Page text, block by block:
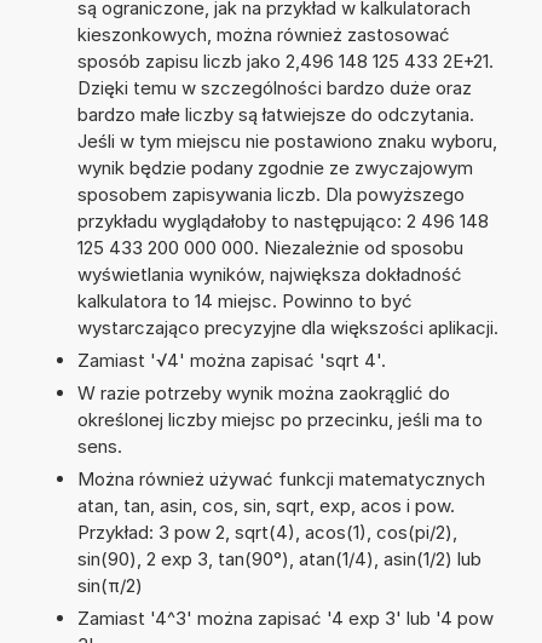
są ograniczone, jak na przykład w kalkulatorach
kieszonkowych, można również zastosować
sposób zapisu liczb jako 2,496 148 125 433 2E+21.
Dzięki temu w szczególności bardzo duże oraz
bardzo małe liczby są łatwiejsze do odczytania.
Jeśli w tym miejscu nie postawiono znaku wyboru,
wynik będzie podany zgodnie ze zwyczajowym
sposobem zapisywania liczb. Dla powyższego
przykładu wyglądałoby to następująco: 2 496 148
125 433 200 000 000. Niezależnie od sposobu
wyświetlania wyników, największa dokładność
kalkulatora to 14 miejsc. Powinno to być
wystarczająco precyzyjne dla większości aplikacji.
Zamiast '√4' można zapisać 'sqrt 4'.
W razie potrzeby wynik można zaokrąglić do
określonej liczby miejsc po przecinku, jeśli ma to
sens.
Można również używać funkcji matematycznych
atan, tan, asin, cos, sin, sqrt, exp, acos i pow.
Przykład: 3 pow 2, sqrt(4), acos(1), cos(pi/2),
sin(90), 2 exp 3, tan(90°), atan(1/4), asin(1/2) lub
sin(π/2)
Zamiast '4^3' można zapisać '4 exp 3' lub '4 pow